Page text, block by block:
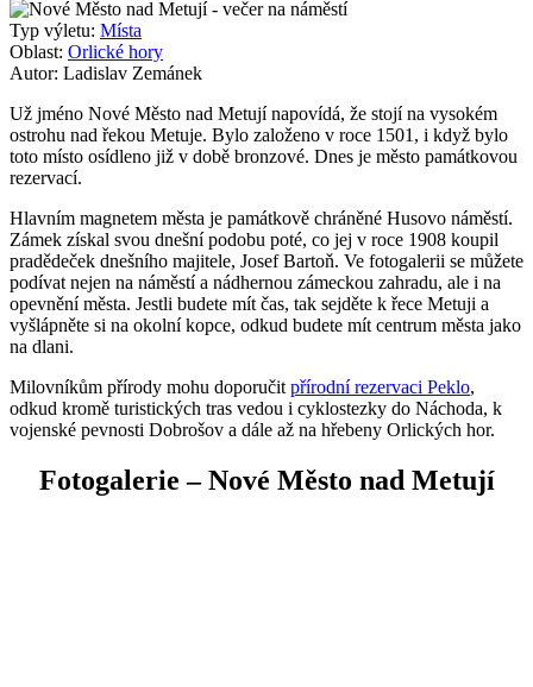
Typ výletu: Místa
Oblast: Orlické hory
Autor: Ladislav Zemánek
Už jméno Nové Město nad Metují napovídá, že stojí na vysokém
ostrohu nad řekou Metuje. Bylo založeno v roce 1501, i když bylo
toto místo osídleno již v době bronzové. Dnes je město památkovou
rezervací.
Hlavním magnetem města je památkově chráněné Husovo náměstí.
Zámek získal svou dnešní podobu poté, co jej v roce 1908 koupil
pradědeček dnešního majitele, Josef Bartoň. Ve fotogalerii se můžete
podívat nejen na náměstí a nádhernou zámeckou zahradu, ale i na
opevnění města. Jestli budete mít čas, tak sejděte k řece Metuji a
vyšlápněte si na okolní kopce, odkud budete mít centrum města jako
na dlani.
Milovníkům přírody mohu doporučit přírodní rezervaci Peklo,
odkud kromě turistických tras vedou i cyklostezky do Náchoda, k
vojenské pevnosti Dobrošov a dále až na hřebeny Orlických hor.
Fotogalerie – Nové Město nad Metují